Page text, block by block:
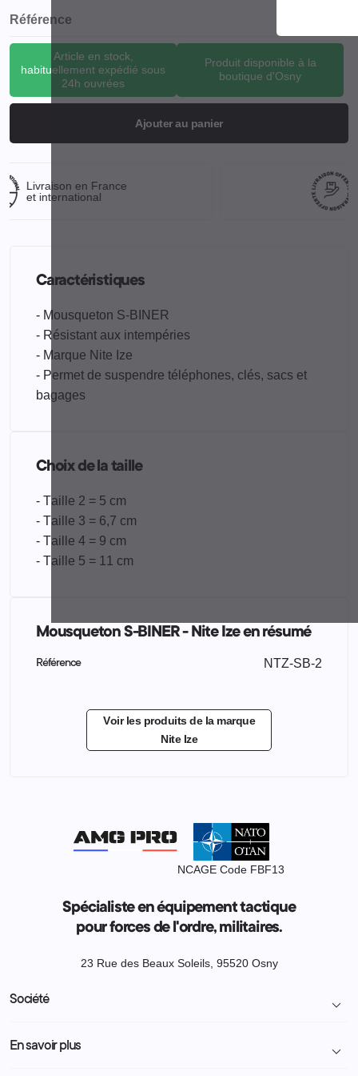
Référence
Article en stock,
habituellement expédié sous
24h ouvrées
Produit disponible à la
boutique d'Osny
Ajouter au panier
Caractéristiques
- Mousqueton S-BINER
- Résistant aux intempéries
- Marque Nite Ize
- Permet de suspendre téléphones, clés, sacs et
bagages
Choix de la taille
- Taille 2 = 5 cm
- Taille 3 = 6,7 cm
- Taille 4 = 9 cm
- Taille 5 = 11 cm
Mousqueton S-BINER - Nite Ize en résumé
Référence NTZ-SB-2
Voir les produits de la marque
Nite Ize
NCAGE Code FBF13
Spécialiste en équipement tactique
pour forces de l'ordre, militaires.
23 Rue des Beaux Soleils, 95520 Osny
Société 
Livraison et retour colis
En savoir plus 